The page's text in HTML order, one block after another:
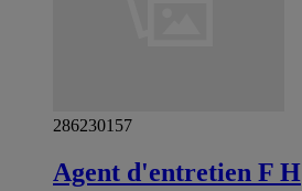
286230157
Agent d'entretien F H